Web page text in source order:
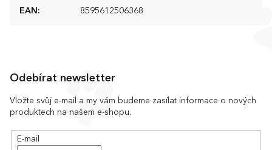
EAN : 8595612506368
Odebírat newsletter
Vložte svůj e-mail a my vám budeme zasílat informace o nových
produktech na našem e-shopu.
E-mail